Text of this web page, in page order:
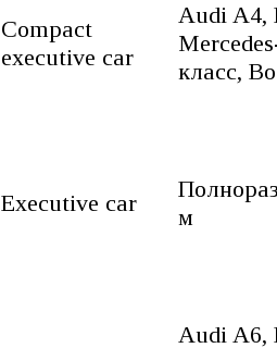
Compact
executive car
Audi A4,
класс,
Executive car
м
Audi A6,